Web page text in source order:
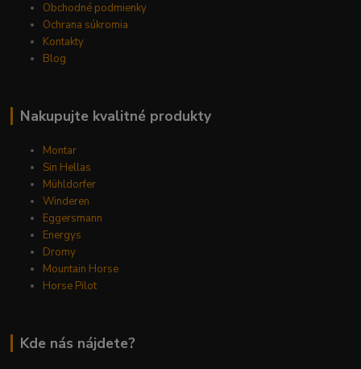
Obchodné podmienky
Ochrana súkromia
Kontakty
Blog
Nakupujte kvalitné produkty
Montar
Sin Hellas
Mühldorfer
Winderen
Eggersmann
Energys
Dromy
Mountain Horse
Horse Pilot
Kde nás nájdete?